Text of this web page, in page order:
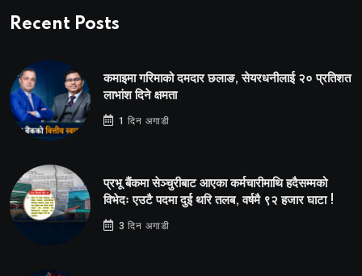
Recent Posts
कमाइमा गरिमाको दमदार छलाङ, सेयरधनीलाई २० प्रतिशत
लाभांश दिने क्षमता
1 दिन अगाडी
प्रभू बैंकमा सेञ्चुरीबाट आएका कर्मचारीमाथि हदैसम्मको
विभेदः एउटै पदमा दुई थरि तलब, वर्षमै ९२ हजार घाटा !
3 दिन अगाडी